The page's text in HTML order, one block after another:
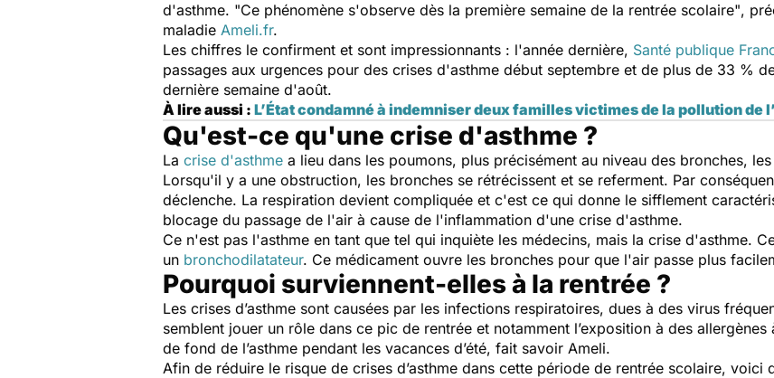
d'asthme. "Ce phénomène s'observe dès la première semaine de la rentrée scolaire",
maladie Ameli.fr.
Les chiffres le confirment et sont impressionnants : l'année dernière, Santé publique
passages aux urgences pour des crises d'asthme début septembre et de plus de 33 %
dernière semaine d'août.
À lire aussi : L’État condamné à indemniser deux familles victimes de la pollution de
Qu'est-ce qu'une crise d'asthme ?
La crise d'asthme a lieu dans les poumons, plus précisément au niveau des bronches,
Lorsqu'il y a une obstruction, les bronches se rétrécissent et se referment. Par
déclenche. La respiration devient compliquée et c'est ce qui donne le sifflement
blocage du passage de l'air à cause de l'inflammation d'une crise d'asthme.
Ce n'est pas l'asthme en tant que tel qui inquiète les médecins, mais la crise d'asthme.
un bronchodilatateur. Ce médicament ouvre les bronches pour que l'air passe plus
Pourquoi surviennent-elles à la rentrée ?
Les crises d’asthme sont causées par les infections respiratoires, dues à des virus
semblent jouer un rôle dans ce pic de rentrée et notamment l’exposition à des allergènes
de fond de l’asthme pendant les vacances d’été, fait savoir Ameli.
Afin de réduire le risque de crises d’asthme dans cette période de rentrée scolaire, voici